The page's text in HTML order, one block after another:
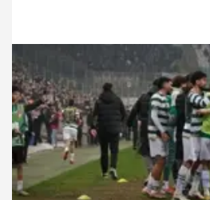
4.04.2026 Bursa